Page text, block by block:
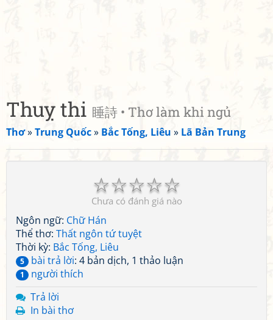
Thuỵ thi 睡詩 • Thơ làm khi ngủ
Thơ»Trung Quốc» Bắc Tống, Liêu » Lã Bản Trung
☆
☆
☆
☆
☆
Chưa có đánh giá nào
Ngôn ngữ: Chữ Hán
Thể thơ: Thất ngôn tứ tuyệt
Thời kỳ: Bắc Tống, Liêu
5 bài trả lời: 4 bản dịch, 1 thảo luận
1
người thích
Trả lời
In bài thơ